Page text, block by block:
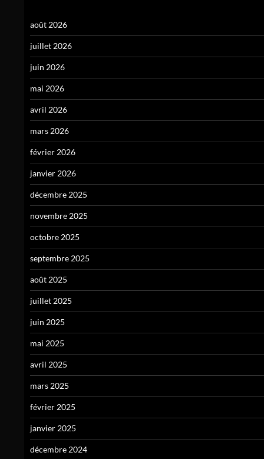
août 2026
juillet 2026
juin 2026
mai 2026
avril 2026
mars 2026
février 2026
janvier 2026
décembre 2025
novembre 2025
octobre 2025
septembre 2025
août 2025
juillet 2025
juin 2025
mai 2025
avril 2025
mars 2025
février 2025
janvier 2025
décembre 2024